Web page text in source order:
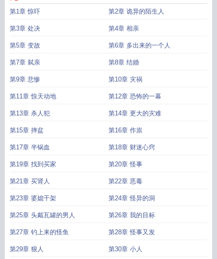
第1章 惊吓 第2章 诡异的陌生人
第3章 处决 第4章 相亲
第5章 变故 第6章 多出来的一个人
第7章 弑亲 第8章 结婚
第9章 悲惨 第10章 灾祸
第11章 惊天动地 第12章 恐怖的一幕
第13章 杀人犯 第14章 更大的灾难
第15章 摔盆 第16章 作祟
第17章 半锅血 第18章 财迷心窍
第19章 找到买家 第20章 怪事
第21章 买肾人 第22章 恶毒
第23章 婆媳干架 第24章 怪异的洞
第25章 头戴瓦罐的男人 第26章 我的目标
第27章 钓上来的怪鱼 第28章 怪事又发
第29章 狠人 第30章 小人